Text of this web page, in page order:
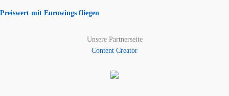
Preiswert mit Eurowings fliegen
Unsere Partnerseite
Content Creator